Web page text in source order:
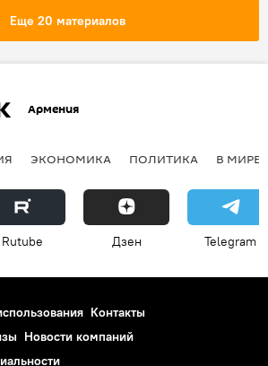
Еще 20 материалов
Армения
ЭКОНОМИКА ПОЛИТИКА В МИРЕ
Rutube Дзен Telegram
Контакты
Новости компаний